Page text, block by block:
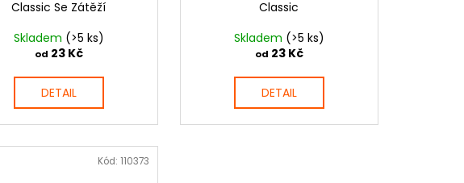
Classic Se Zátěží
Skladem (>5 ks)
od 23 Kč
DETAIL
Classic
Skladem (>5 ks)
od 23 Kč
DETAIL
Kód: 110373